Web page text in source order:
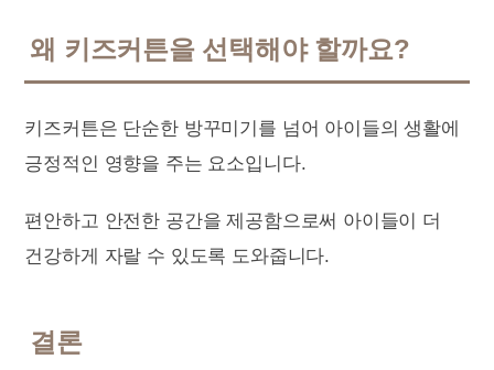
왜 키즈커튼을 선택해야 할까요?
키즈커튼은 단순한 방꾸미기를 넘어 아이들의 생활에
긍정적인 영향을 주는 요소입니다.
편안하고 안전한 공간을 제공함으로써 아이들이 더
건강하게 자랄 수 있도록 도와줍니다.
결론